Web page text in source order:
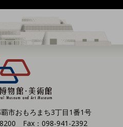
市おもろまち3丁目1番1号
Fax：098-941-2392